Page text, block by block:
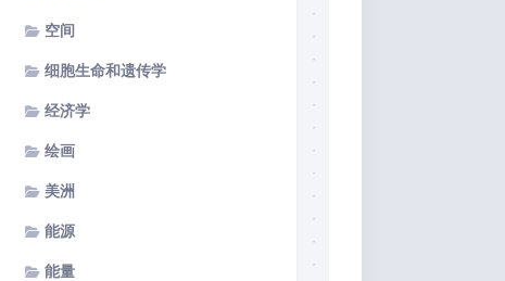
空间
细胞生命和遗传学
经济学
绘画
美洲
能源
能量